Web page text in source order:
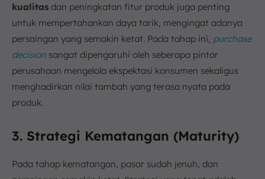
kualitas dan peningkatan fitur produk juga penting
untuk mempertahankan daya tarik, mengingat adanya
persaingan yang semakin ketat. Pada tahap ini, purchase
decision sangat dipengaruhi oleh seberapa pintar
perusahaan mengelola ekspektasi konsumen sekaligus
menghadirkan nilai tambah yang terasa nyata pada
produk.
3. Strategi Kematangan (Maturity)
Pada tahap kematangan, pasar sudah jenuh, dan